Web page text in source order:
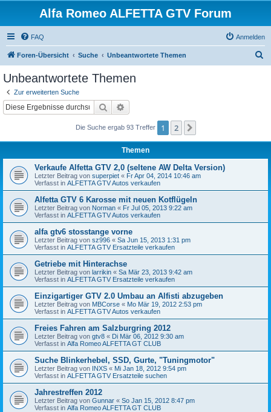
Alfa Romeo ALFETTA GTV Forum
FAQ Anmelden
Foren-Übersicht Suche Unbeantwortete Themen
Unbeantwortete Themen
Zur erweiterten Suche
Suche
Die Suche ergab 93 Treffer 1 2
Themen
Verkaufe Alfetta GTV 2,0 (seltene AW Delta Version)
Letzter Beitrag von superpiet « Fr Apr 04, 2014 10:46 am
Verfasst in ALFETTA GTV Autos verkaufen
Alfetta GTV 6 Karosse mit neuen Kotflügeln
Letzter Beitrag von Norman « Fr Jul 05, 2013 9:22 am
Verfasst in ALFETTA GTV Autos verkaufen
alfa gtv6 stosstange vorne
Letzter Beitrag von sz996 « Sa Jun 15, 2013 1:31 pm
Verfasst in ALFETTA GTV Ersatzteile verkaufen
Getriebe mit Hinterachse
Letzter Beitrag von larrikin « Sa Mär 23, 2013 9:42 am
Verfasst in ALFETTA GTV Ersatzteile verkaufen
Einzigartiger GTV 2.0 Umbau an Alfisti abzugeben
Letzter Beitrag von MBCorse « Mo Mär 19, 2012 2:53 pm
Verfasst in ALFETTA GTV Autos verkaufen
Freies Fahren am Salzburgring 2012
Letzter Beitrag von gtv8 « Di Mär 06, 2012 9:30 am
Verfasst in Alfa Romeo ALFETTA GT CLUB
Suche Blinkerhebel, SSD, Gurte, "Tuningmotor"
Letzter Beitrag von INXS « Mi Jan 18, 2012 9:54 pm
Verfasst in ALFETTA GTV Ersatzteile suchen
Jahrestreffen 2012
Letzter Beitrag von Gunnar « So Jan 15, 2012 8:47 pm
Verfasst in Alfa Romeo ALFETTA GT CLUB